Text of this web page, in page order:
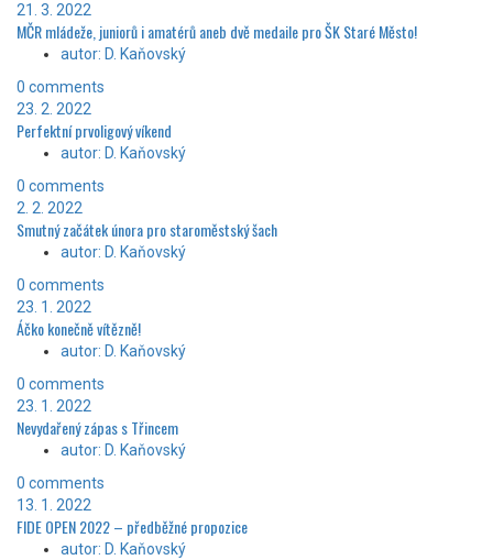
21. 3. 2022
MČR mládeže, juniorů i amatérů aneb dvě medaile pro ŠK Staré Město!
autor: D. Kaňovský
0 comments
23. 2. 2022
Perfektní prvoligový víkend
autor: D. Kaňovský
0 comments
2. 2. 2022
Smutný začátek února pro staroměstský šach
autor: D. Kaňovský
0 comments
23. 1. 2022
Áčko konečně vítězně!
autor: D. Kaňovský
0 comments
23. 1. 2022
Nevydařený zápas s Třincem
autor: D. Kaňovský
0 comments
13. 1. 2022
FIDE OPEN 2022 – předběžné propozice
autor: D. Kaňovský